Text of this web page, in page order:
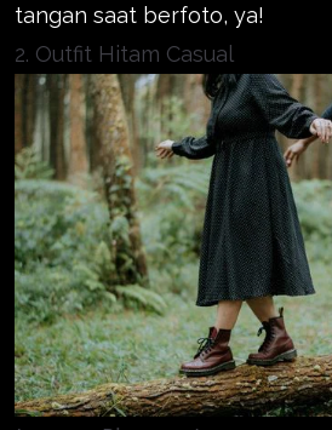
tangan saat berfoto, ya!
2. Outfit Hitam Casual